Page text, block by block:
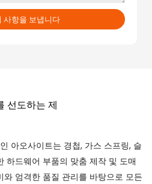
사항을 보냅니다
선도하는 제
아오사이트는 경첩, 가스 스프링, 슬
하드웨어 부품의 맞춤 제작 및 도매
엄격한 품질 관리를 바탕으로 모든